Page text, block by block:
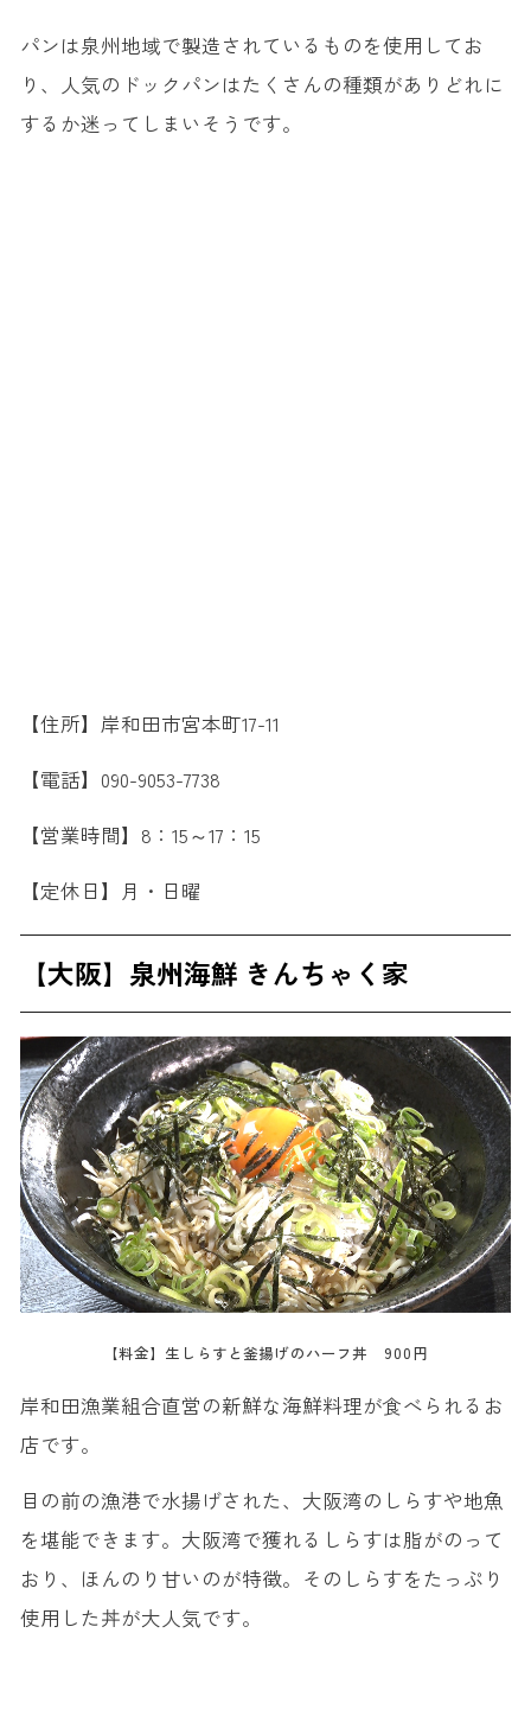
パンは泉州地域で製造されているものを使用してお
り、人気のドックパンはたくさんの種類がありどれに
するか迷ってしまいそうです。
【住所】岸和田市宮本町17-11
【電話】090-9053-7738
【営業時間】8：15～17：15
【定休日】月・日曜
【大阪】泉州海鮮 きんちゃく家
【料金】生しらすと釜揚げのハーフ丼 900円
岸和田漁業組合直営の新鮮な海鮮料理が食べられるお
店です。
目の前の漁港で水揚げされた、大阪湾のしらすや地魚
を堪能できます。大阪湾で獲れるしらすは脂がのって
おり、ほんのり甘いのが特徴。そのしらすをたっぷり
使用した丼が大人気です。